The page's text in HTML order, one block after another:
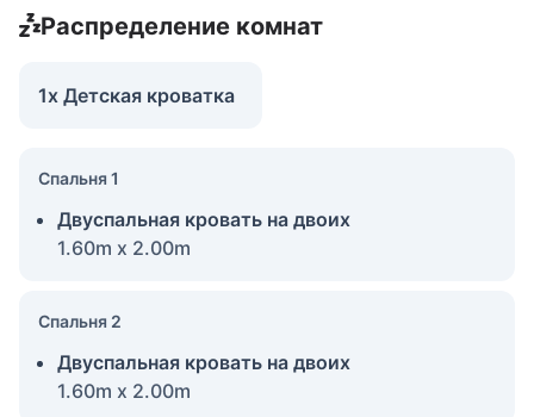
Распределение комнат
1x Детская кроватка
Спальня 1
Двуспальная кровать на двоих
1.60m x 2.00m
Спальня 2
Двуспальная кровать на двоих
1.60m x 2.00m